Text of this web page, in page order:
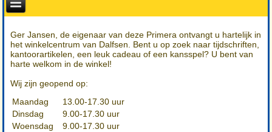
Ger Jansen, de eigenaar van deze Primera ontvangt u hartelijk in
het winkelcentrum van Dalfsen. Bent u op zoek naar tijdschriften,
kantoorartikelen, een leuk cadeau of een kansspel? U bent van
harte welkom in de winkel!
Wij zijn geopend op:
Maandag
13.00-17.30 uur
Dinsdag
9.00-17.30 uur
Woensdag
9.00-17.30 uur